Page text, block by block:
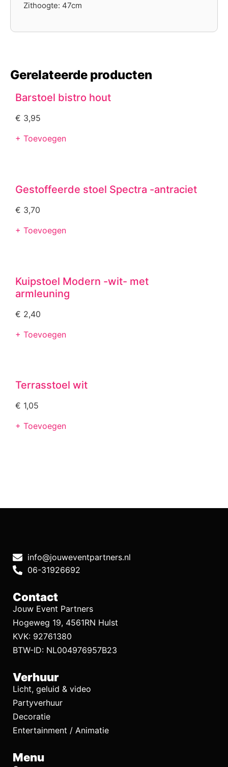
Zithoogte: 47cm
Gerelateerde producten
Barstoel bistro hout
€ 3,95
+ Toevoegen
Gestoffeerde stoel Spectra -antraciet
€ 3,70
+ Toevoegen
Kuipstoel Modern -wit- met
armleuning
€ 2,40
+ Toevoegen
Terrasstoel wit
€ 1,05
+ Toevoegen
info@jouweventpartners.nl
06-31926692
Contact
Jouw Event Partners
Hogeweg 19, 4561RN Hulst
KVK: 92761380
BTW-ID: NL004976957B23
Verhuur
Licht, geluid & video
Partyverhuur
Decoratie
Entertainment / Animatie
Menu